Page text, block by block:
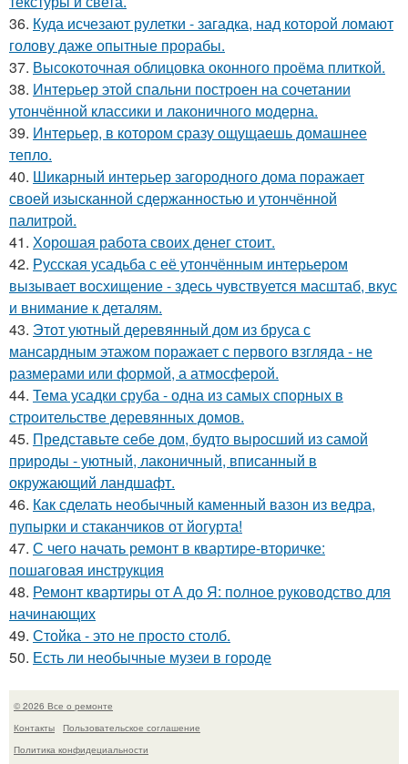
36. Куда исчезают рулетки - загадка, над которой ломают
голову даже опытные прорабы.
37. Высокоточная облицовка оконного проёма плиткой.
38. Интерьер этой спальни построен на сочетании
утончённой классики и лаконичного модерна.
39. Интерьер, в котором сразу ощущаешь домашнее
тепло.
40. Шикарный интерьер загородного дома поражает
своей изысканной сдержанностью и утончённой
палитрой.
41. Хорошая работа своих денег стоит.
42. Русская усадьба с её утончённым интерьером
вызывает восхищение - здесь чувствуется масштаб, вкус
и внимание к деталям.
43. Этот уютный деревянный дом из бруса с
мансардным этажом поражает с первого взгляда - не
размерами или формой, а атмосферой.
44. Тема усадки сруба - одна из самых спорных в
строительстве деревянных домов.
45. Представьте себе дом, будто выросший из самой
природы - уютный, лаконичный, вписанный в
окружающий ландшафт.
46. Как сделать необычный каменный вазон из ведра,
пупырки и стаканчиков от йогурта!
47. С чего начать ремонт в квартире-вторичке:
пошаговая инструкция
48. Ремонт квартиры от А до Я: полное руководство для
начинающих
49. Стойка - это не просто столб.
50. Есть ли необычные музеи в городе
© 2026 Все о ремонте
Контакты
Пользовательское соглашение
Политика конфидециальности